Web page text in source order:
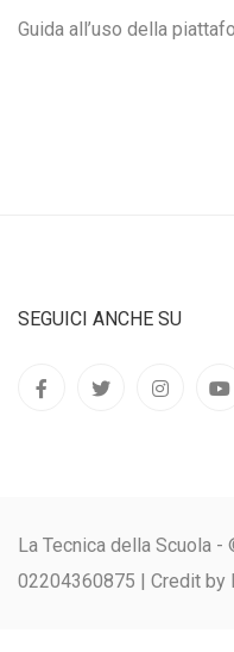
Guida all’uso della
SEGUICI ANCHE SU
La Tecnica della Scuola
02204360875 | Credit by